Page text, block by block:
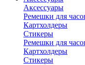
Аксессуары
Ремешки для
Картхолдеры
Стикеры
Ремешки для
Картхолдеры
Стикеры